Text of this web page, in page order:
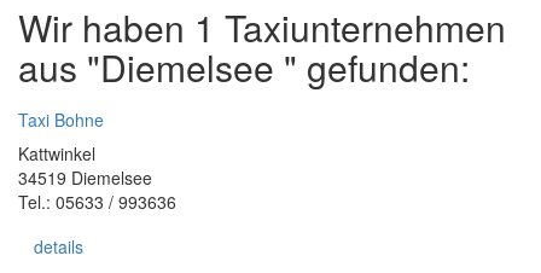
Wir haben 1 Taxiunternehmen
aus "Diemelsee " gefunden:
Taxi Bohne
Kattwinkel
34519 Diemelsee
Tel.: 05633 / 993636
details